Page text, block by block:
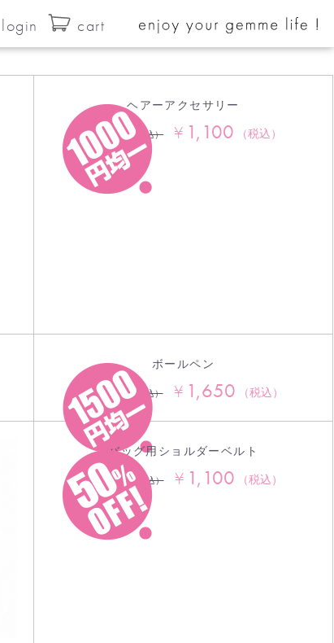
login cart
ヘアーアクセサリー
¥2,750 （税込） ¥ 1,100 （税込）
ボールペン
¥3,630 （税込） ¥ 1,650 （税込）
バッグ用ショルダーベルト
¥2,200 （税込） ¥ 1,100 （税込）